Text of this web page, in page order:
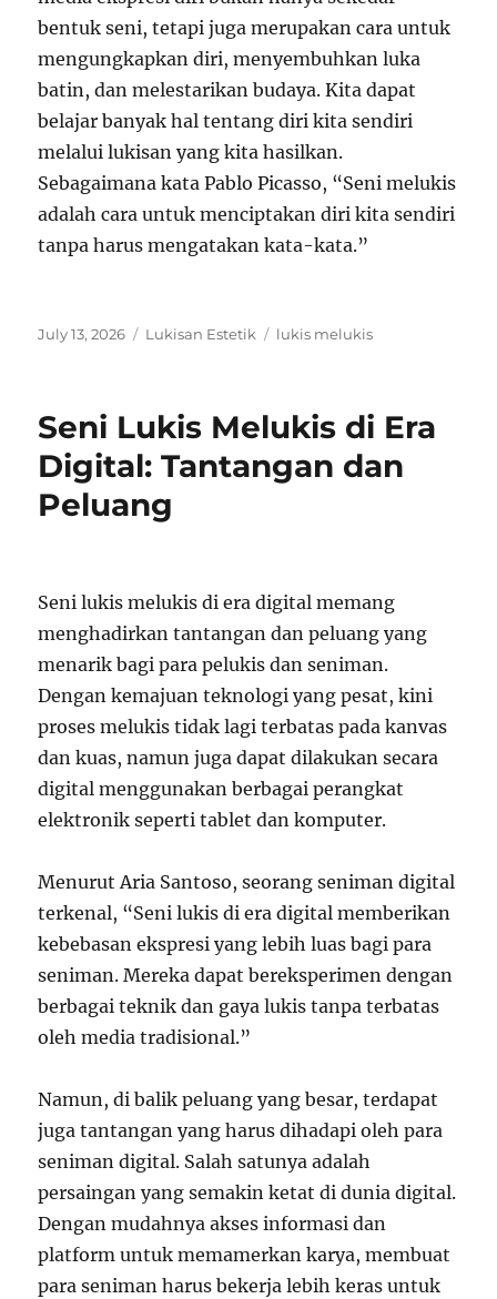
bentuk seni, tetapi juga merupakan cara untuk
mengungkapkan diri, menyembuhkan luka
batin, dan melestarikan budaya. Kita dapat
belajar banyak hal tentang diri kita sendiri
melalui lukisan yang kita hasilkan.
Sebagaimana kata Pablo Picasso, “Seni melukis
adalah cara untuk menciptakan diri kita sendiri
tanpa harus mengatakan kata-kata.”
Posted
July 13, 2026 Categories
Lukisan Estetik Tags
lukis melukis
Seni Lukis Melukis di Era
Digital: Tantangan dan
Peluang
Seni lukis melukis di era digital memang
menghadirkan tantangan dan peluang yang
menarik bagi para pelukis dan seniman.
Dengan kemajuan teknologi yang pesat, kini
proses melukis tidak lagi terbatas pada kanvas
dan kuas, namun juga dapat dilakukan secara
digital menggunakan berbagai perangkat
elektronik seperti tablet dan komputer.
Menurut Aria Santoso, seorang seniman digital
terkenal, “Seni lukis di era digital memberikan
kebebasan ekspresi yang lebih luas bagi para
seniman. Mereka dapat bereksperimen dengan
berbagai teknik dan gaya lukis tanpa terbatas
oleh media tradisional.”
Namun, di balik peluang yang besar, terdapat
juga tantangan yang harus dihadapi oleh para
seniman digital. Salah satunya adalah
persaingan yang semakin ketat di dunia digital.
Dengan mudahnya akses informasi dan
platform untuk memamerkan karya, membuat
para seniman harus bekerja lebih keras untuk